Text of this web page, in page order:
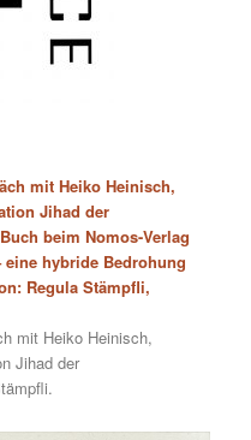
mit Heiko Heinisch,
Jihad der
beim Nomos-Verlag
hybride Bedrohung
Regula Stämpfli,
mit Heiko Heinisch,
Jihad der